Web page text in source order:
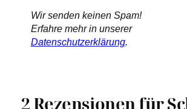
Wir senden keinen Spam!
Erfahre mehr in unserer
Datenschutzerklärung.
2 Rezensionen für